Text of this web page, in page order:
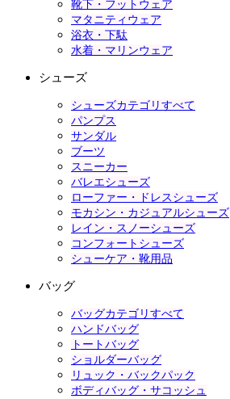
靴下・フットウェア
マタニティウェア
浴衣・下駄
水着・マリンウェア
シューズ
シューズカテゴリすべて
パンプス
サンダル
ブーツ
スニーカー
バレエシューズ
ローファー・ドレスシューズ
モカシン・カジュアルシューズ
レイン・スノーシューズ
コンフォートシューズ
シューケア・靴用品
バッグ
バッグカテゴリすべて
ハンドバッグ
トートバッグ
ショルダーバッグ
リュック・バックパック
ボディバッグ・サコッシュ